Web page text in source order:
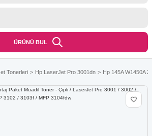
ÜRÜNÜ BUL
Tonerleri Hp LaserJet Pro 3001dn Hp 145A W1450A